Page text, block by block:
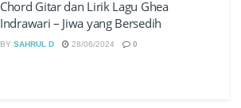
Chord Gitar dan Lirik Lagu Ghea
Indrawari – Jiwa yang Bersedih
BY SAHRUL D 28/06/2024 0